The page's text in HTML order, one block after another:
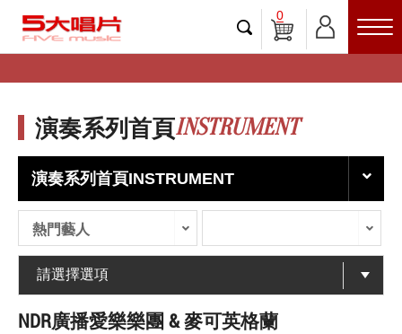
0
演奏系列首頁INSTRUMENT
演奏系列首頁INSTRUMENT
熱門藝人
NDR廣播愛樂樂團 & 麥可英格蘭